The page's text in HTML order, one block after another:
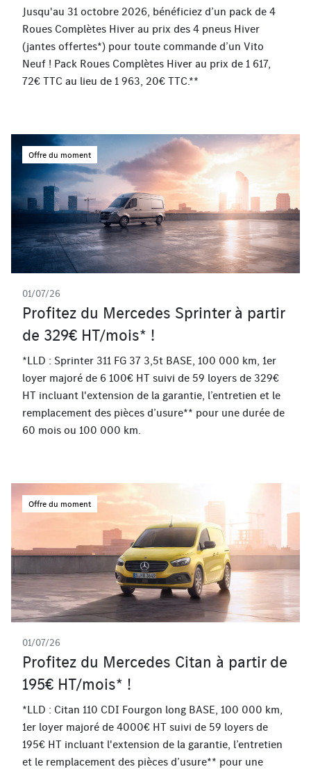
Jusqu'au 31 octobre 2026, bénéficiez d’un pack de 4
Roues Complètes Hiver au prix des 4 pneus Hiver
(jantes offertes*) pour toute commande d’un Vito
Neuf ! Pack Roues Complètes Hiver au prix de 1 617,
72€ TTC au lieu de 1 963, 20€ TTC.**
01/07/26
Profitez du Mercedes Sprinter à partir
de 329€ HT/mois* !
*LLD : Sprinter 311 FG 37 3,5t BASE, 100 000 km, 1er
loyer majoré de 6 100€ HT suivi de 59 loyers de 329€
HT incluant l'extension de la garantie, l’entretien et le
remplacement des pièces d’usure** pour une durée de
60 mois ou 100 000 km.
Offre du moment
01/07/26
Profitez du Mercedes Citan à partir de
195€ HT/mois* !
*LLD : Citan 110 CDI Fourgon long BASE, 100 000 km,
1er loyer majoré de 4000€ HT suivi de 59 loyers de
195€ HT incluant l'extension de la garantie, l’entretien
et le remplacement des pièces d’usure** pour une
Offre du moment